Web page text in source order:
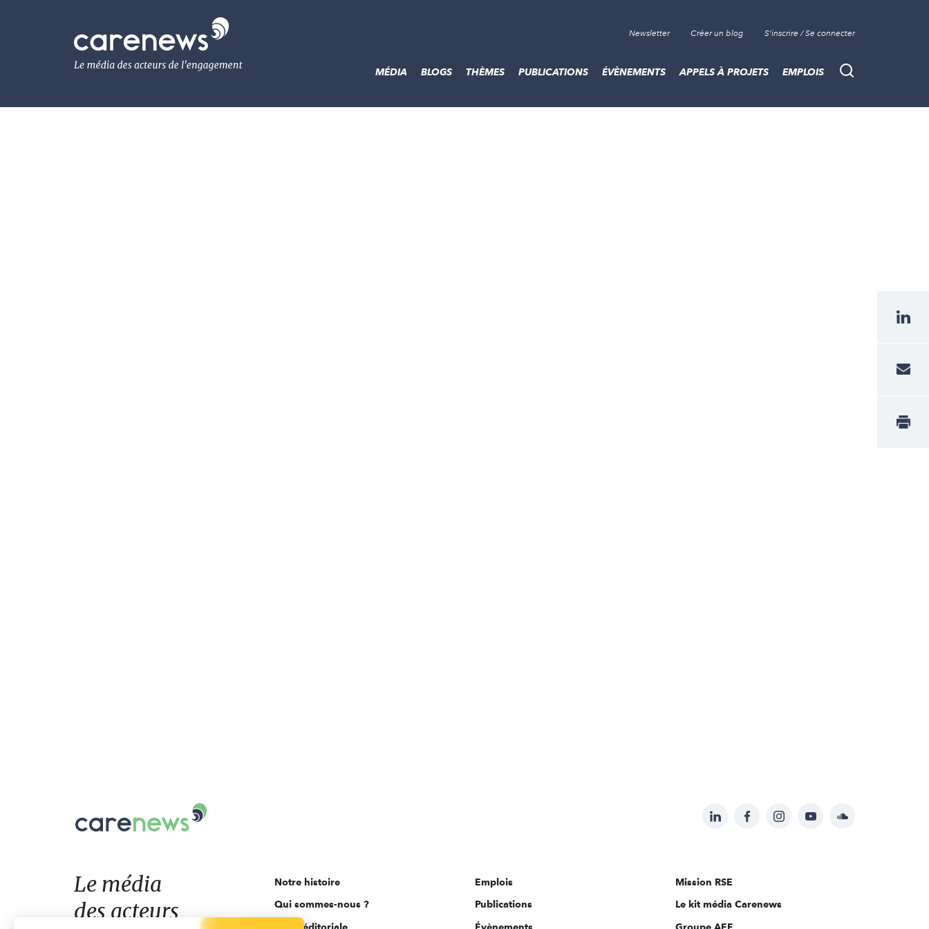
Le
média
de
Newsletter Créer un blog S'inscrire / Se connecter
Recherche
MÉDIA BLOGS THÈMES PUBLICATIONS ÉVÈNEMENTS APPELS À PROJETS EMPLOIS
Suivez-
sur:
LinkedInFacebookInstagramYouTubeSoundcloud
Le
acteurs
de
l'engagement
Le média
des acteurs
Notre histoire
Qui sommes-nous ?
Emplois
Publications
Mission RSE
Le kit média Carenews